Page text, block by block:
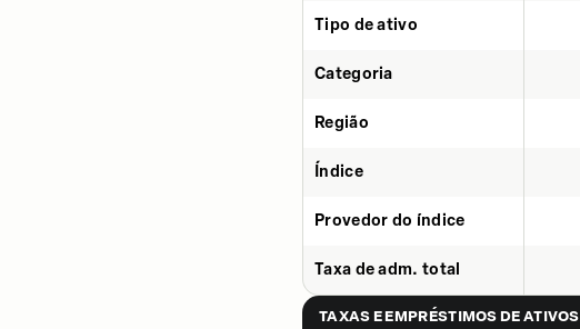
Tipo de ativo
Categoria
Região
Índice
Provedor do índice
Taxa de adm. total
TAXAS E EMPRÉSTIMOS DE ATIVOS